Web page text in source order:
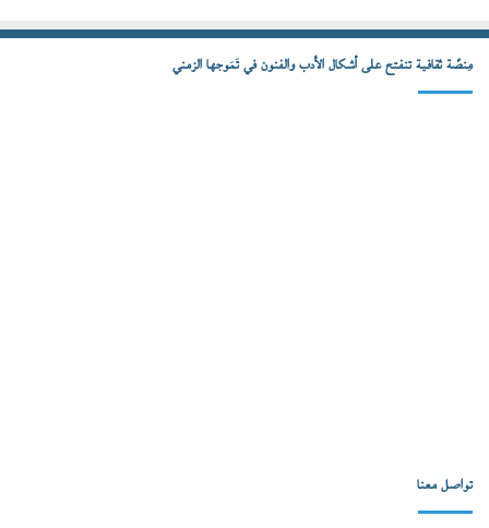
مِنصّة ثقافية تنفتح على أشكال الأدب والفنون في تَمَوجها الزمني
تواصل معنا